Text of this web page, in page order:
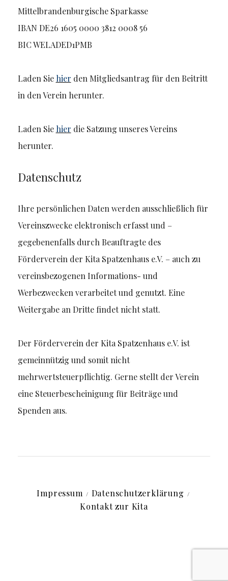
Mittelbrandenburgische Sparkasse
IBAN DE26 1605 0000 3812 0008 56
BIC WELADED1PMB
Laden Sie hier den Mitgliedsantrag für den Beitritt
in den Verein herunter.
Laden Sie hier die Satzung unseres Vereins
herunter.
Datenschutz
Ihre persönlichen Daten werden ausschließlich für
Vereinszwecke elektronisch erfasst und –
gegebenenfalls durch Beauftragte des
Förderverein der Kita Spatzenhaus e.V. – auch zu
vereinsbezogenen Informations- und
Werbezwecken verarbeitet und genutzt. Eine
Weitergabe an Dritte findet nicht statt.
Der Förderverein der Kita Spatzenhaus e.V. ist
gemeinnützig und somit nicht
mehrwertsteuerpflichtig. Gerne stellt der Verein
eine Steuerbescheinigung für Beiträge und
Spenden aus.
Impressum
Datenschutz­erklärung
Kontakt zur Kita